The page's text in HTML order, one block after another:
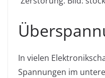
In vielen
Spannungen im